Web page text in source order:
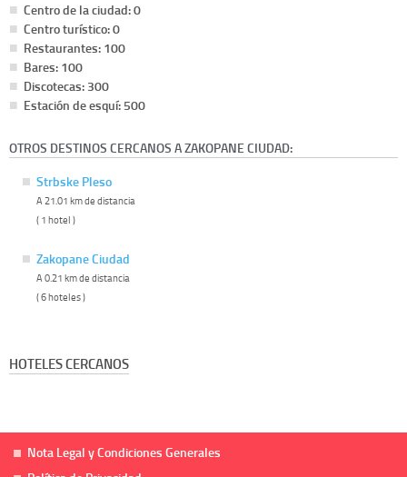
Centro de la ciudad: 0
Centro turístico: 0
Restaurantes: 100
Bares: 100
Discotecas: 300
Estación de esquí: 500
OTROS DESTINOS CERCANOS A ZAKOPANE CIUDAD:
Strbske Pleso
A 21.01 km de distancia
( 1 hotel )
Zakopane Ciudad
A 0.21 km de distancia
( 6 hoteles )
HOTELES CERCANOS
Nota Legal y Condiciones Generales